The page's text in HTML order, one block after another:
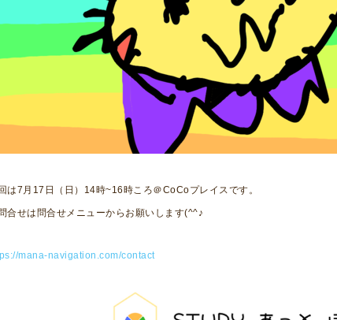
は7月17日（日）14時~16時ころ＠CoCoプレイスです。
合せは問合せメニューからお願いします(^^♪
mana-navigation.com/contact